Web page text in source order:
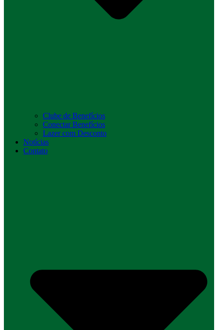
Clube de Benefícios
Conectar Benefícios
Lazer com Desconto
Notícias
Contato